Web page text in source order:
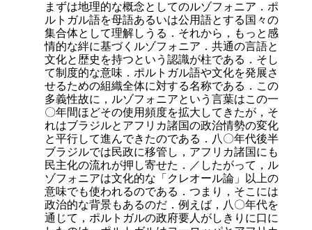
まずは地理的な概念としてのルゾフォニア．ポ
ルトガル語を母語あるいは公用語とする国々の
集合体として理解しうる．それから，もっと感
情的な絆に基づくルゾフォニア．共通の言語と
文化と歴史を持つという認識が柱である．そし
て制度的な意味．ポルトガル語や文化を発展さ
せるための組織全体に対する名称である．この
多義性故に，ルゾフォニアという言葉はこの一
〇年間ほどその使用頻度を拡大してきたが，そ
れはブラジルとアフリカ諸国の政治情勢の変化
と平行して進んできたのである．八〇年代後半
ブラジルでは民政に移管し，アフリカ諸国にも
民主化の流れが押し寄せた．／したがって，ル
ゾフォニアは文化的な「クレオール論」以上の
意味でも使われるのである．つまり，そこには
政治的な背景もあるのだ．例えば，八〇年代を
通じて，ポルトガルの政府要人がしきりに口に